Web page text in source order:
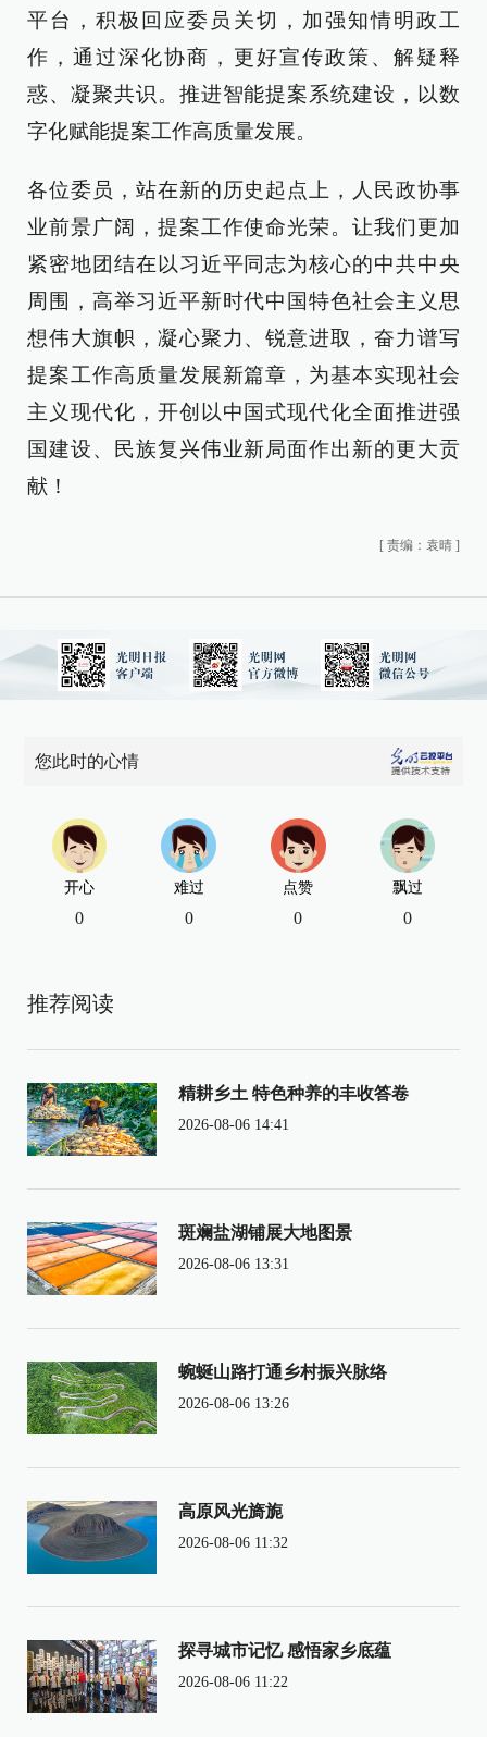
平台，积极回应委员关切，加强知情明政工
作，通过深化协商，更好宣传政策、解疑释
惑、凝聚共识。推进智能提案系统建设，以数
字化赋能提案工作高质量发展。
各位委员，站在新的历史起点上，人民政协事
业前景广阔，提案工作使命光荣。让我们更加
紧密地团结在以习近平同志为核心的中共中央
周围，高举习近平新时代中国特色社会主义思
想伟大旗帜，凝心聚力、锐意进取，奋力谱写
提案工作高质量发展新篇章，为基本实现社会
主义现代化，开创以中国式现代化全面推进强
国建设、民族复兴伟业新局面作出新的更大贡
献！
[ 责编：袁晴 ]
您此时的心情
开心
0
难过
0
点赞
0
飘过
0
推荐阅读
精耕乡土 特色种养的丰收答卷
2026-08-06 14:41
斑斓盐湖铺展大地图景
2026-08-06 13:31
蜿蜒山路打通乡村振兴脉络
2026-08-06 13:26
高原风光旖旎
2026-08-06 11:32
探寻城市记忆 感悟家乡底蕴
2026-08-06 11:22